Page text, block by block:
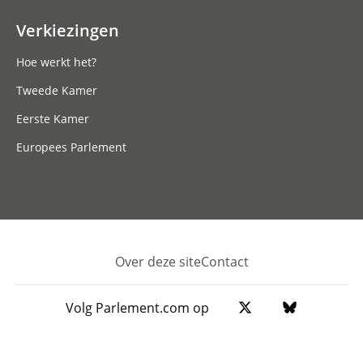
Verkiezingen
Hoe werkt het?
Tweede Kamer
Eerste Kamer
Europees Parlement
Footer
Over deze siteContact
Volg Parlement.com op